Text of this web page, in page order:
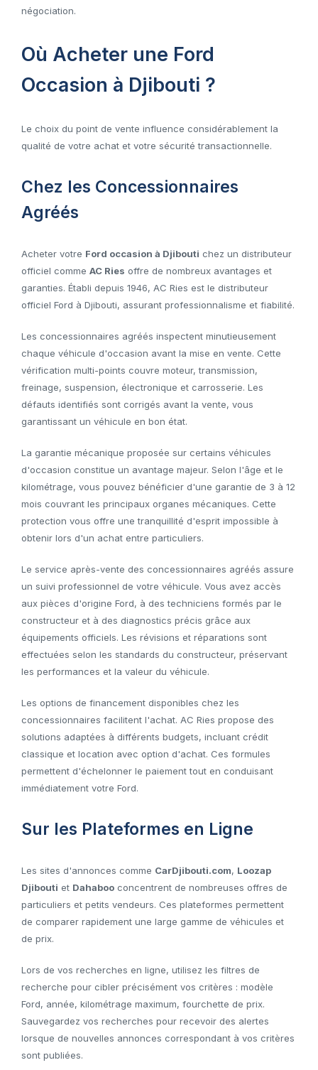
négociation.
Où Acheter une Ford
Occasion à Djibouti ?
Le choix du point de vente influence considérablement la
qualité de votre achat et votre sécurité transactionnelle.
Chez les Concessionnaires
Agréés
Acheter votre Ford occasion à Djibouti chez un distributeur
officiel comme AC Ries offre de nombreux avantages et
garanties. Établi depuis 1946, AC Ries est le distributeur
officiel Ford à Djibouti, assurant professionnalisme et fiabilité.
Les concessionnaires agréés inspectent minutieusement
chaque véhicule d'occasion avant la mise en vente. Cette
vérification multi-points couvre moteur, transmission,
freinage, suspension, électronique et carrosserie. Les
défauts identifiés sont corrigés avant la vente, vous
garantissant un véhicule en bon état.
La garantie mécanique proposée sur certains véhicules
d'occasion constitue un avantage majeur. Selon l'âge et le
kilométrage, vous pouvez bénéficier d'une garantie de 3 à 12
mois couvrant les principaux organes mécaniques. Cette
protection vous offre une tranquillité d'esprit impossible à
obtenir lors d'un achat entre particuliers.
Le service après-vente des concessionnaires agréés assure
un suivi professionnel de votre véhicule. Vous avez accès
aux pièces d'origine Ford, à des techniciens formés par le
constructeur et à des diagnostics précis grâce aux
équipements officiels. Les révisions et réparations sont
effectuées selon les standards du constructeur, préservant
les performances et la valeur du véhicule.
Les options de financement disponibles chez les
concessionnaires facilitent l'achat. AC Ries propose des
solutions adaptées à différents budgets, incluant crédit
classique et location avec option d'achat. Ces formules
permettent d'échelonner le paiement tout en conduisant
immédiatement votre Ford.
Sur les Plateformes en Ligne
Les sites d'annonces comme CarDjibouti.com, Loozap
Djibouti et Dahaboo concentrent de nombreuses offres de
particuliers et petits vendeurs. Ces plateformes permettent
de comparer rapidement une large gamme de véhicules et
de prix.
Lors de vos recherches en ligne, utilisez les filtres de
recherche pour cibler précisément vos critères : modèle
Ford, année, kilométrage maximum, fourchette de prix.
Sauvegardez vos recherches pour recevoir des alertes
lorsque de nouvelles annonces correspondant à vos critères
sont publiées.